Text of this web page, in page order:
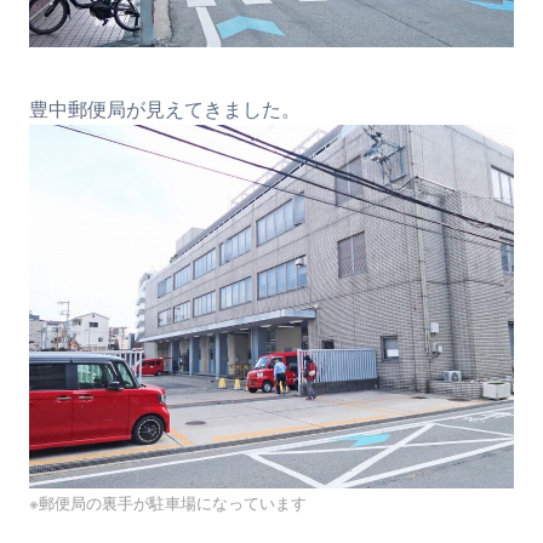
豊中郵便局が見えてきました。
※郵便局の裏手が駐車場になっています